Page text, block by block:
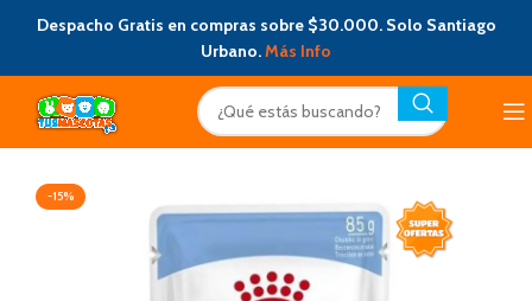
Despacho Gratis en compras sobre $30.000. Solo Santiago
Urbano.Más Info
-15%